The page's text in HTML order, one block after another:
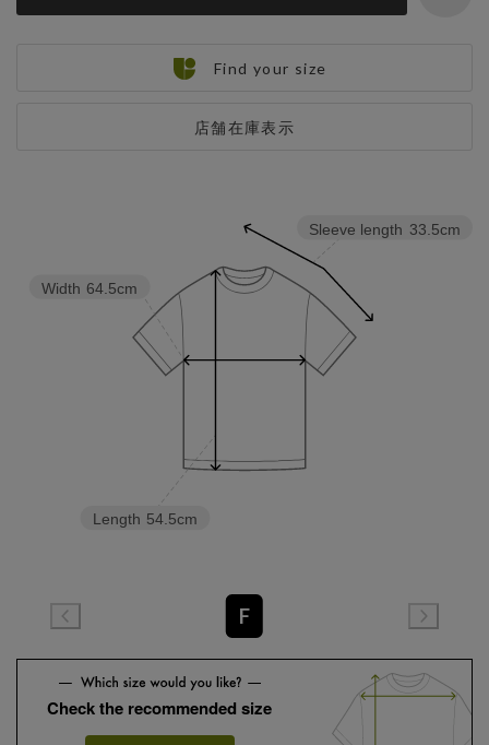
店舗在庫表示
Find your size
Sleeve length 33.5cm
Length 54.5cm
Width 64.5cm
F
Check the recommended size